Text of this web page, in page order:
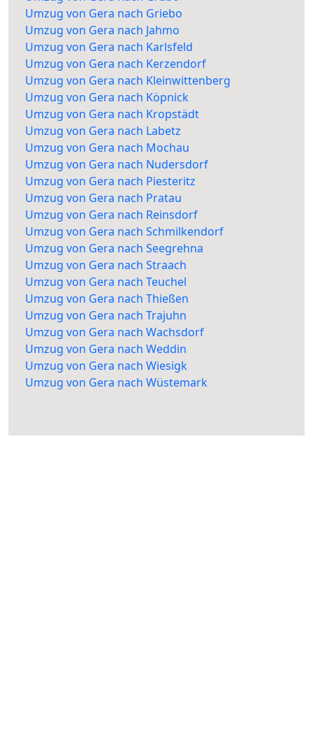
Umzug von Gera nach Griebo
Umzug von Gera nach Jahmo
Umzug von Gera nach Karlsfeld
Umzug von Gera nach Kerzendorf
Umzug von Gera nach Kleinwittenberg
Umzug von Gera nach Köpnick
Umzug von Gera nach Kropstädt
Umzug von Gera nach Labetz
Umzug von Gera nach Mochau
Umzug von Gera nach Nudersdorf
Umzug von Gera nach Piesteritz
Umzug von Gera nach Pratau
Umzug von Gera nach Reinsdorf
Umzug von Gera nach Schmilkendorf
Umzug von Gera nach Seegrehna
Umzug von Gera nach Straach
Umzug von Gera nach Teuchel
Umzug von Gera nach Thießen
Umzug von Gera nach Trajuhn
Umzug von Gera nach Wachsdorf
Umzug von Gera nach Weddin
Umzug von Gera nach Wiesigk
Umzug von Gera nach Wüstemark